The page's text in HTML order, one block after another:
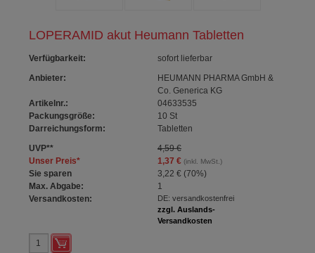
LOPERAMID akut Heumann Tabletten
Verfügbarkeit:
sofort lieferbar
Anbieter:
HEUMANN PHARMA GmbH &
Co. Generica KG
Artikelnr.:
04633535
Packungsgröße:
10 St
Darreichungsform:
Tabletten
UVP**
4,59 €
Unser Preis* 1,37 €(inkl. MwSt.)
Sie sparen 3,22 € (70%)
Max. Abgabe:
1
Versandkosten:
DE: versandkostenfrei
zzgl. Auslands-
Versandkosten